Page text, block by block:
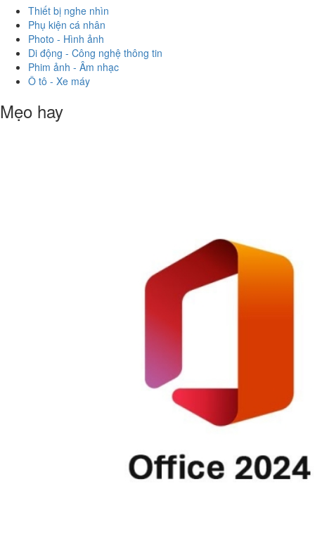
Thiết bị nghe nhìn
Phụ kiện cá nhân
Photo - Hình ảnh
Di động - Công nghệ thông tin
Phim ảnh - Âm nhạc
Ô tô - Xe máy
Mẹo hay